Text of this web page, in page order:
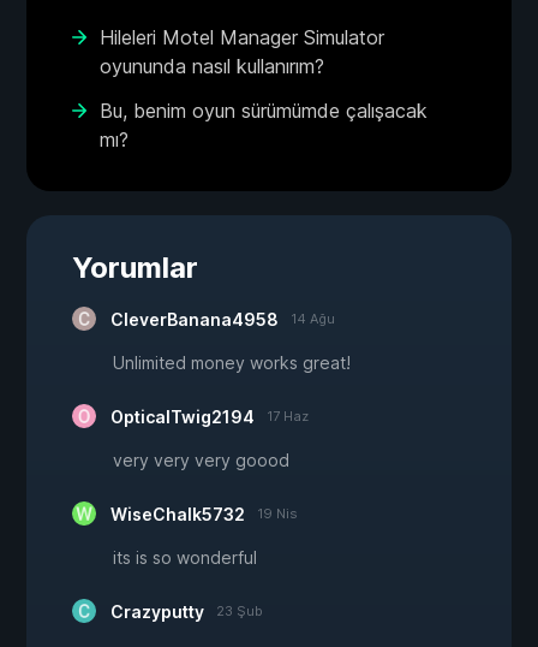
Hileleri Motel Manager Simulator
oyununda nasıl kullanırım?
Bu, benim oyun sürümümde çalışacak
mı?
Yorumlar
CleverBanana4958 14 Ağu
Unlimited money works great!
OpticalTwig2194 17 Haz
very very very goood
WiseChalk5732 19 Nis
its is so wonderful
Crazyputty 23 Şub